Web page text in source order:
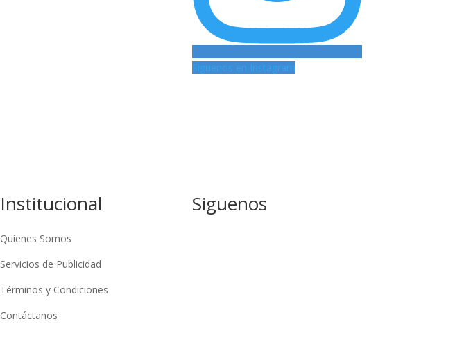
Siguenos en Instagram
Institucional
Quienes Somos
Servicios de Publicidad
Términos y Condiciones
Contáctanos
Siguenos